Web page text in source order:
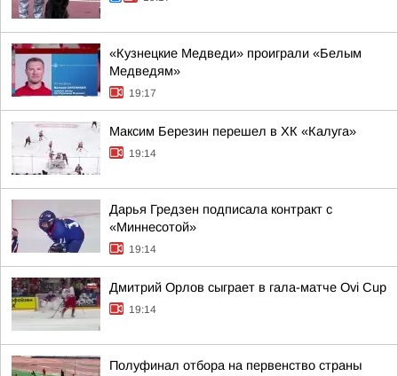
«Кузнецкие Медведи» проиграли «Белым
Медведям»
19:17
Максим Березин перешел в ХК «Калуга»
19:14
Дарья Гредзен подписала контракт с
«Миннесотой»
19:14
Дмитрий Орлов сыграет в гала-матче Ovi Cup
19:14
Полуфинал отбора на первенство страны